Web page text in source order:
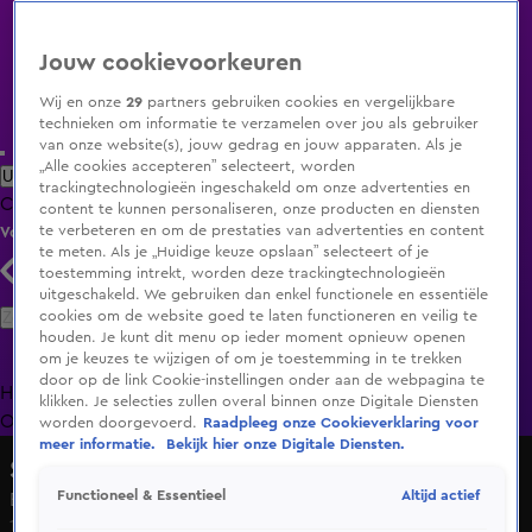
Uitzending Gemist Populaire programma's Zenders Genres
ClipsFilmsRadioSmart TV inlogShop
Volg KIJK
Zoeken
HomeUitzending Gemist Programma's De Bondgenoten
OranjezomerLivestreamsShop
Steenrijk, Straatarm
Bouwmarkt verrast Marco en Caroline met mooi aanbod
14 mei 2025, 13:23
Jouw cookievoorkeuren
Wij en onze29 partners gebruiken cookies en vergelijkbare
technieken om informatie te verzamelen over jou als gebruiker
van onze website(s), jouw gedrag en jouw apparaten. Als je
„Alle cookies accepteren” selecteert, worden
trackingtechnologieën ingeschakeld om onze advertenties en
content te kunnen personaliseren, onze producten en diensten
te verbeteren en om de prestaties van advertenties en content
te meten. Als je „Huidige keuze opslaan” selecteert of je
toestemming intrekt, worden deze trackingtechnologieën
uitgeschakeld. We gebruiken dan enkel functionele en essentiële
cookies om de website goed te laten functioneren en veilig te
houden. Je kunt dit menu op ieder moment opnieuw openen
om je keuzes te wijzigen of om je toestemming in te trekken
door op de link Cookie-instellingen onder aan de webpagina te
klikken. Je selecties zullen overal binnen onze Digitale Diensten
worden doorgevoerd.
Raadpleeg onze Cookieverklaring voor
meer informatie.
Bekijk hier onze Digitale Diensten.
Functioneel & Essentieel Altijd actief